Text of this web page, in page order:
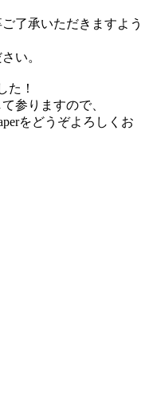
了承いただきますよう
い。
た！
参りますので、
をどうぞよろしくお